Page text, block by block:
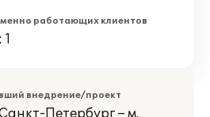
работающих клиентов
внедрение/проект
Петербург – м.